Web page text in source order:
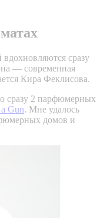
сразу
— современная
Кира Феклисова.
сразу 2 парфюмерных
Gun. Мне удалось
домов и